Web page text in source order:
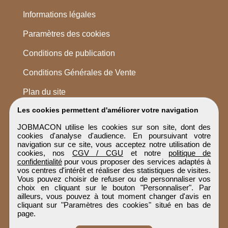
Les cookies permettent d'améliorer votre navigation
JOBMACON utilise les cookies sur son site, dont des
cookies d'analyse d'audience. En poursuivant votre
navigation sur ce site, vous acceptez notre utilisation de
cookies, nos CGV / CGU et notre politique de
confidentialitépour vous proposer des services adaptés à
vos centres d'intérêt et réaliser des statistiques de visites.
Vous pouvez choisir de refuser ou de personnaliser vos
choix en cliquant sur le bouton "Personnaliser". Par
ailleurs, vous pouvez à tout moment changer d'avis en
cliquant sur "Paramètres des cookies" situé en bas de
page.
Informations légales
Paramètres des cookies
Conditions de publication
Conditions Générales de Vente
Plan du site